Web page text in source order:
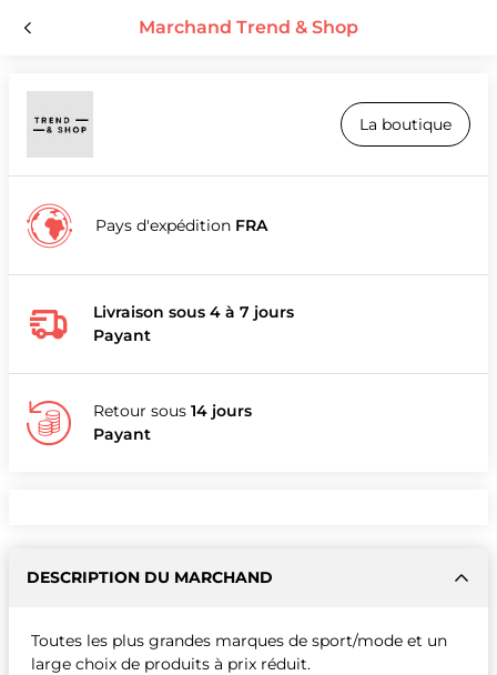
Marchand Trend & Shop
La boutique
Pays d'expédition FRA
Livraison sous 4 à 7 jours
Payant
Retour sous 14 jours
Payant
DESCRIPTION DU MARCHAND
Toutes les plus grandes marques de sport/mode et un
large choix de produits à prix réduit.